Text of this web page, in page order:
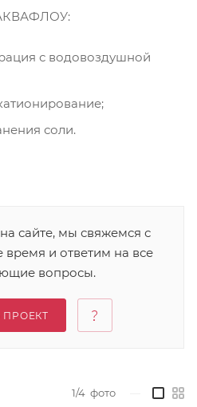
с водовоздушной
соли.
сайте, мы свяжемся с
и ответим на все
вопросы.
ПРОЕКТ
1/4 фото